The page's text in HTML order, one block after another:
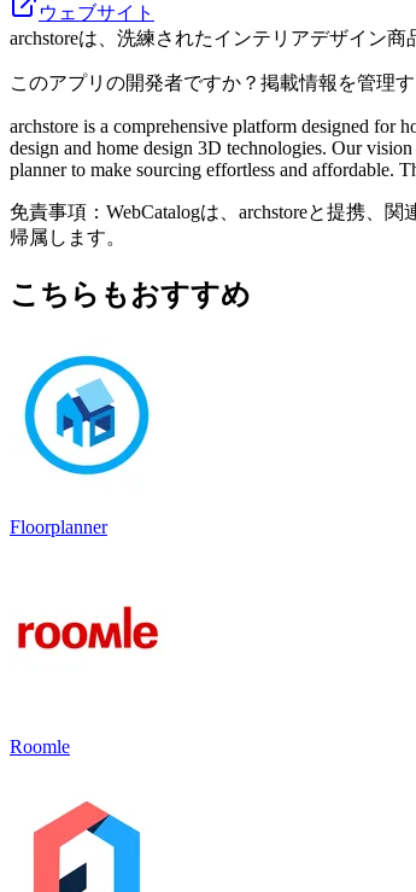
ウェブサイト
archstoreは、洗練されたインテリアデザイン
このアプリの開発者ですか？掲載情報を管理す
archstore is a comprehensive platform designed for
design and home design 3D technologies. Our
planner to make sourcing effortless and affordable.
免責事項：WebCatalogは、archstoreと提携、
帰属します。
こちらもおすすめ
Floorplanner
Roomle